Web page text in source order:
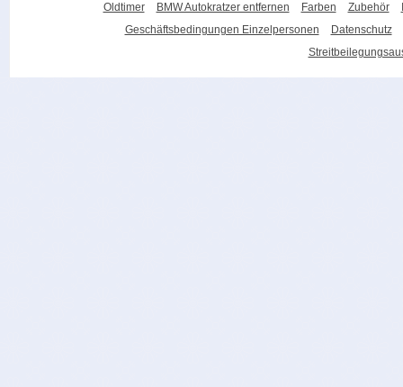
Oldtimer BMW Autokratzer entfernen Farben Zubehör
Geschäftsbedingungen Einzelpersonen
Datenschutz